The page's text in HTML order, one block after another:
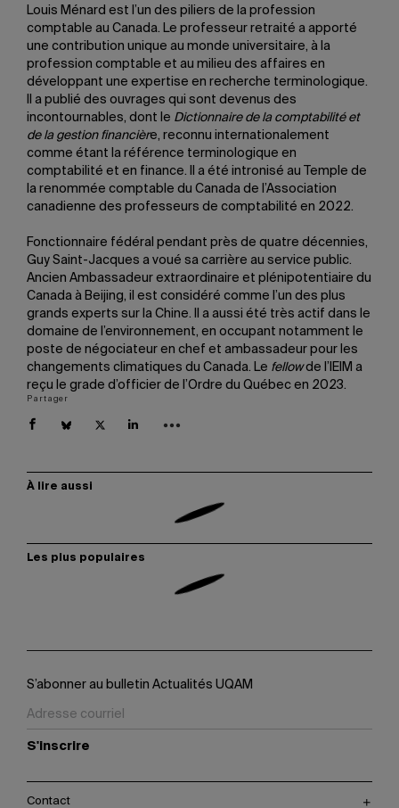
Louis Ménard est l’un des piliers de la profession
comptable au Canada. Le professeur retraité a apporté
une contribution unique au monde universitaire, à la
profession comptable et au milieu des affaires en
développant une expertise en recherche terminologique.
Il a publié des ouvrages qui sont devenus des
incontournables, dont le Dictionnaire de la comptabilité et
de la gestion financière, reconnu internationalement
comme étant la référence terminologique en
comptabilité et en finance. Il a été intronisé au Temple de
la renommée comptable du Canada de l’Association
canadienne des professeurs de comptabilité en 2022.
Fonctionnaire fédéral pendant près de quatre décennies,
Guy Saint-Jacques a voué sa carrière au service public.
Ancien Ambassadeur extraordinaire et plénipotentiaire du
Canada à Beijing, il est considéré comme l’un des plus
grands experts sur la Chine. Il a aussi été très actif dans le
domaine de l’environnement, en occupant notamment le
poste de négociateur en chef et ambassadeur pour les
changements climatiques du Canada. Le fellowde l’IEIM a
reçu le grade d’officier de l’Ordre du Québec en 2023.
Partager
À lire aussi
Les plus populaires
S’abonner au bulletin Actualités UQAM
S'inscrire
Contact